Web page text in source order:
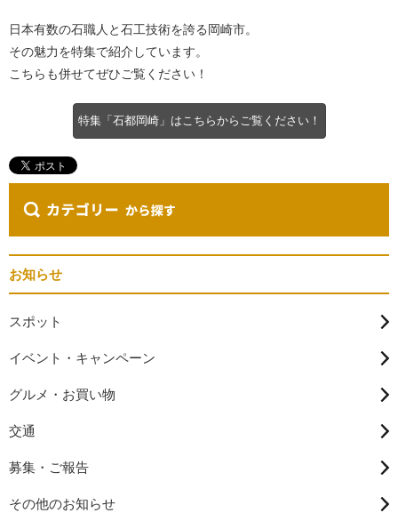
日本有数の石職人と石工技術を誇る岡崎市。
その魅力を特集で紹介しています。
こちらも併せてぜひご覧ください！
特集「石都岡崎」はこちらからご覧ください！
お知らせ
スポット
イベント・キャンペーン
グルメ・お買い物
交通
募集・ご報告
その他のお知らせ